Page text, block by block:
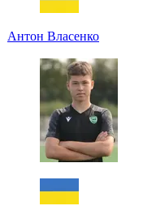
Антон Власенко